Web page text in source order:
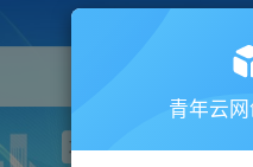
项目 引流 抖音
青年云